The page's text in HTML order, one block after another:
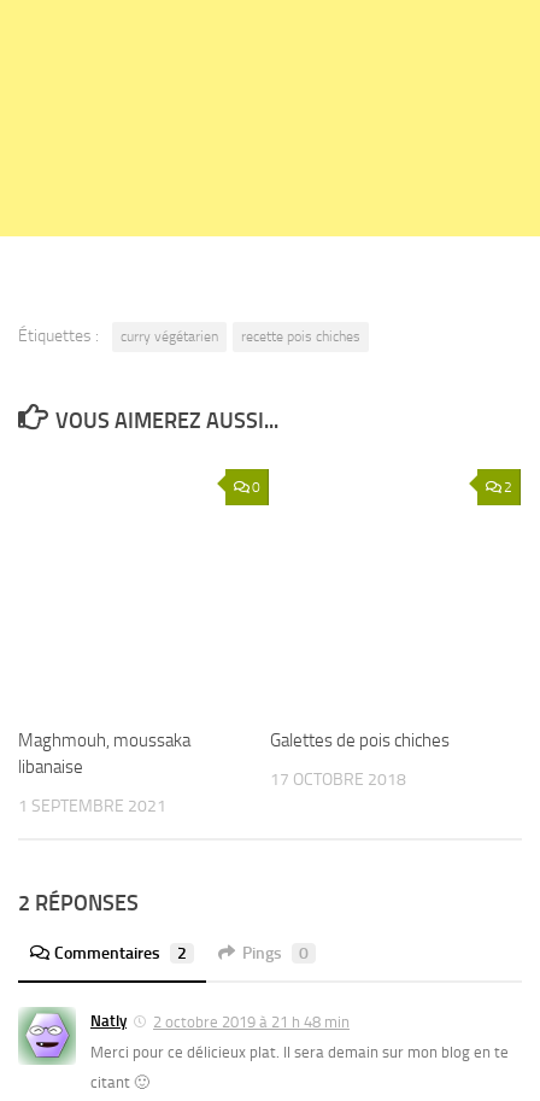
Étiquettes : curry végétarien recette pois chiches
VOUS AIMEREZ AUSSI...
0
Maghmouh, moussaka
libanaise
1 SEPTEMBRE 2021
2
Galettes de pois chiches
17 OCTOBRE 2018
2 RÉPONSES
Commentaires 2 Pings 0
Natly
2 octobre 2019 à 21 h 48 min
Merci pour ce délicieux plat. Il sera demain sur mon blog en te
citant 🙂